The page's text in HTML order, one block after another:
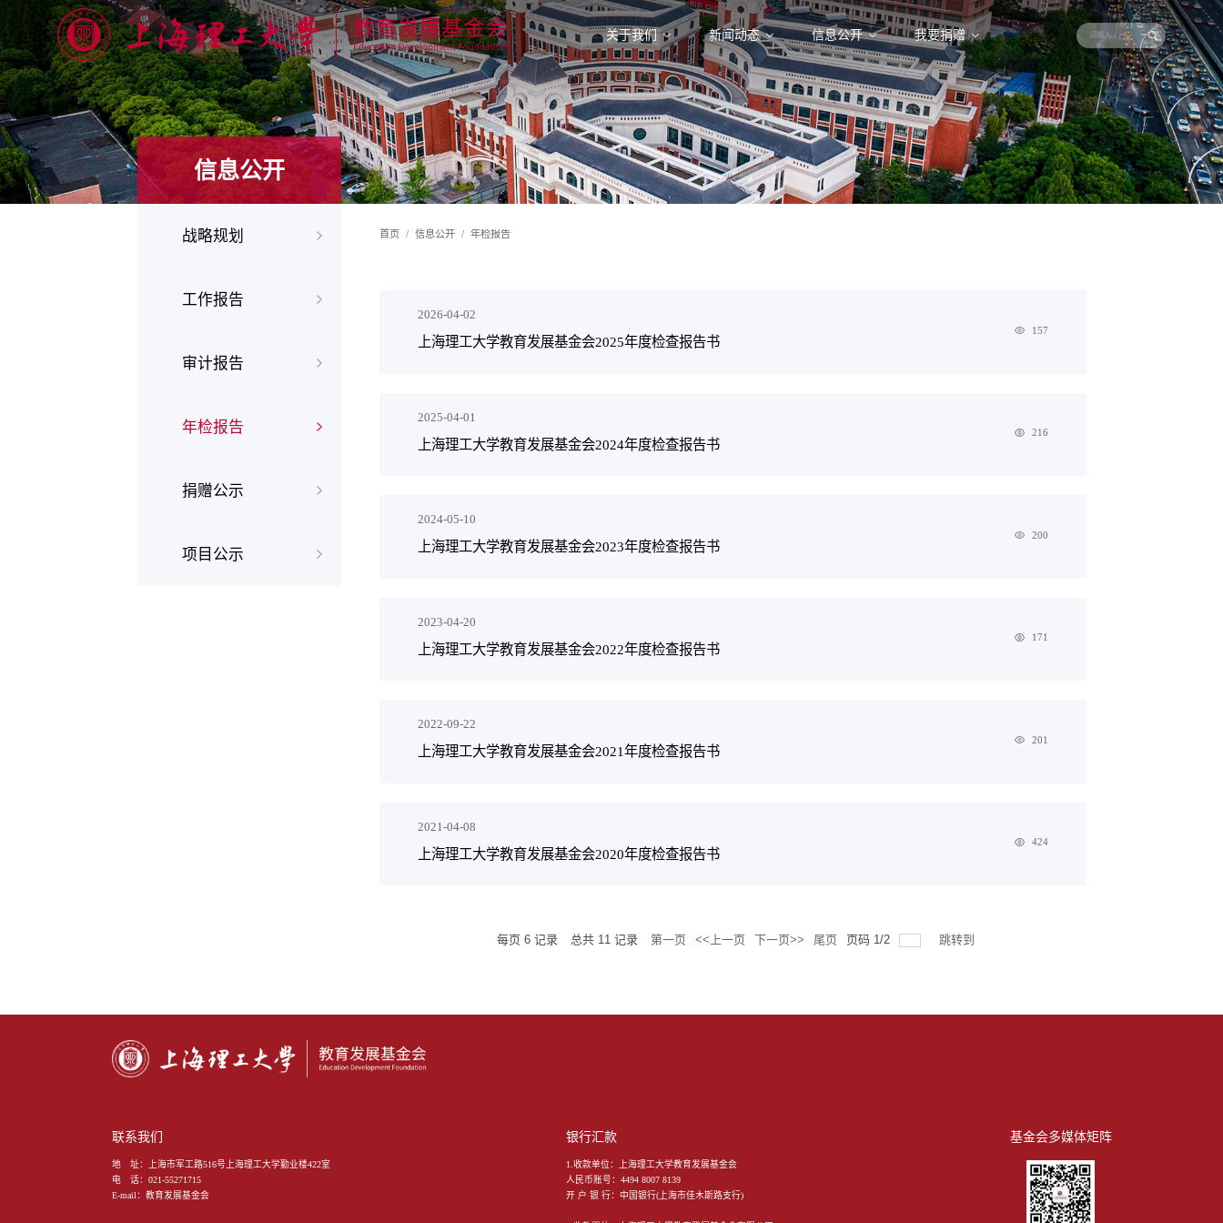
关于我们 新闻动态 信息公开 我要捐赠
信息公开
战略规划
工作报告
审计报告
年检报告
捐赠公示
项目公示
首页 信息公开 年检报告
2026-04-02
上海理工大学教育发展基金会2025年度检查报告书
157
2025-04-01
上海理工大学教育发展基金会2024年度检查报告书
216
2024-05-10
上海理工大学教育发展基金会2023年度检查报告书
200
2023-04-20
上海理工大学教育发展基金会2022年度检查报告书
171
2022-09-22
上海理工大学教育发展基金会2021年度检查报告书
201
2021-04-08
上海理工大学教育发展基金会2020年度检查报告书
424
每页 6记录 总共 11记录 第一页 <<上一页 下一页>> 尾页 页码 1/2 跳转到
联系我们
地 址：
上海市军工路516号上海理工大学勤业楼422室
电 话： 021-55271715
E-mail： 教育发展基金会
银行汇款
1.收款单位：上海理工大学教育发展基金会
人民币账号：4494 8007 8139
开 户 银 行：中国银行(上海市佳木斯路支行)
基金会多媒体矩阵